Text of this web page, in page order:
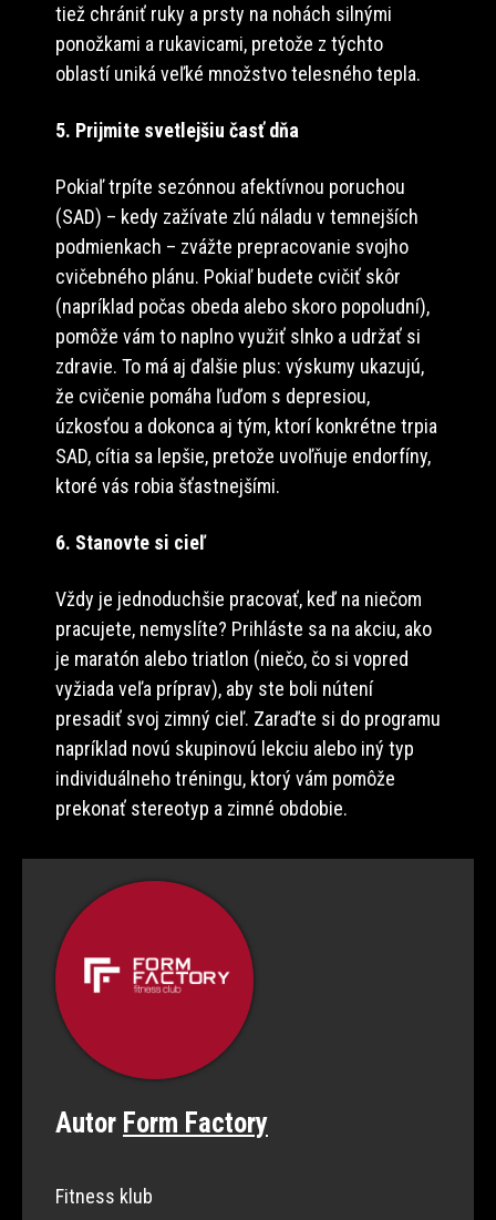
tiež chrániť ruky a prsty na nohách silnými
ponožkami a rukavicami, pretože z týchto
oblastí uniká veľké množstvo telesného tepla.
5. Prijmite svetlejšiu časť dňa
Pokiaľ trpíte sezónnou afektívnou poruchou
(SAD) – kedy zažívate zlú náladu v temnejších
podmienkach – zvážte prepracovanie svojho
cvičebného plánu. Pokiaľ budete cvičiť skôr
(napríklad počas obeda alebo skoro popoludní),
pomôže vám to naplno využiť slnko a udržať si
zdravie. To má aj ďalšie plus: výskumy ukazujú,
že cvičenie pomáha ľuďom s depresiou,
úzkosťou a dokonca aj tým, ktorí konkrétne trpia
SAD, cítia sa lepšie, pretože uvoľňuje endorfíny,
ktoré vás robia šťastnejšími.
6. Stanovte si cieľ
Vždy je jednoduchšie pracovať, keď na niečom
pracujete, nemyslíte? Prihláste sa na akciu, ako
je maratón alebo triatlon (niečo, čo si vopred
vyžiada veľa príprav), aby ste boli nútení
presadiť svoj zimný cieľ. Zaraďte si do programu
napríklad novú skupinovú lekciu alebo iný typ
individuálneho tréningu, ktorý vám pomôže
prekonať stereotyp a zimné obdobie.
Autor Form Factory
Fitness klub